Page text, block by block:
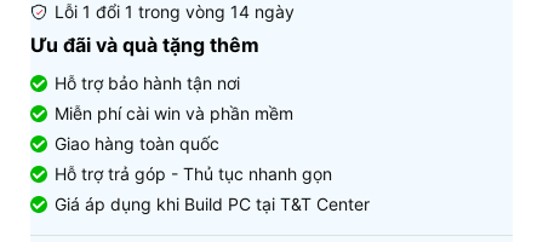
Lỗi 1 đổi 1 trong vòng 14 ngày
Ưu đãi và quà tặng thêm
Hỗ trợ bảo hành tận nơi
Miễn phí cài win và phần mềm
Giao hàng toàn quốc
Hỗ trợ trả góp - Thủ tục nhanh gọn
Giá áp dụng khi Build PC tại T&T Center